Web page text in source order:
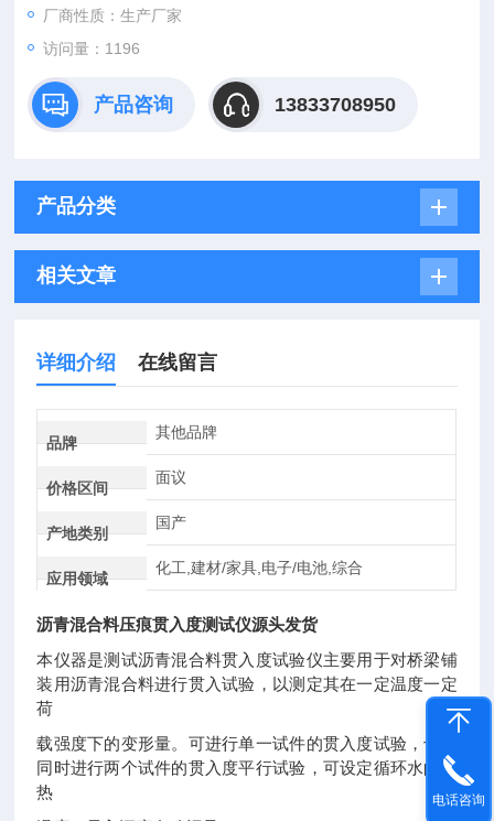
两个试件的贯入度平行试验，可设定循环水的加热温度，贯入深
厂商性质：生产厂家
访问量：1196
产品咨询 13833708950
产品分类
相关文章
详细介绍 在线留言
品牌
其他品牌
价格区间
面议
产地类别
国产
应用领域
化工,建材/家具,电子/电池,综合
沥青混合料压痕贯入度测试仪源头发货
本仪器是测试沥青混合料贯入度试验仪主要用于对桥梁铺
装用沥青混合料进行贯入试验，以测定其在一定温度一定
荷
载强度下的变形量。可进行单一试件的贯入度试验，也可
同时进行两个试件的贯入度平行试验，可设定循环水的加
热
电话咨询